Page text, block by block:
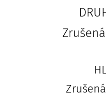
Zrušená
Zrušená